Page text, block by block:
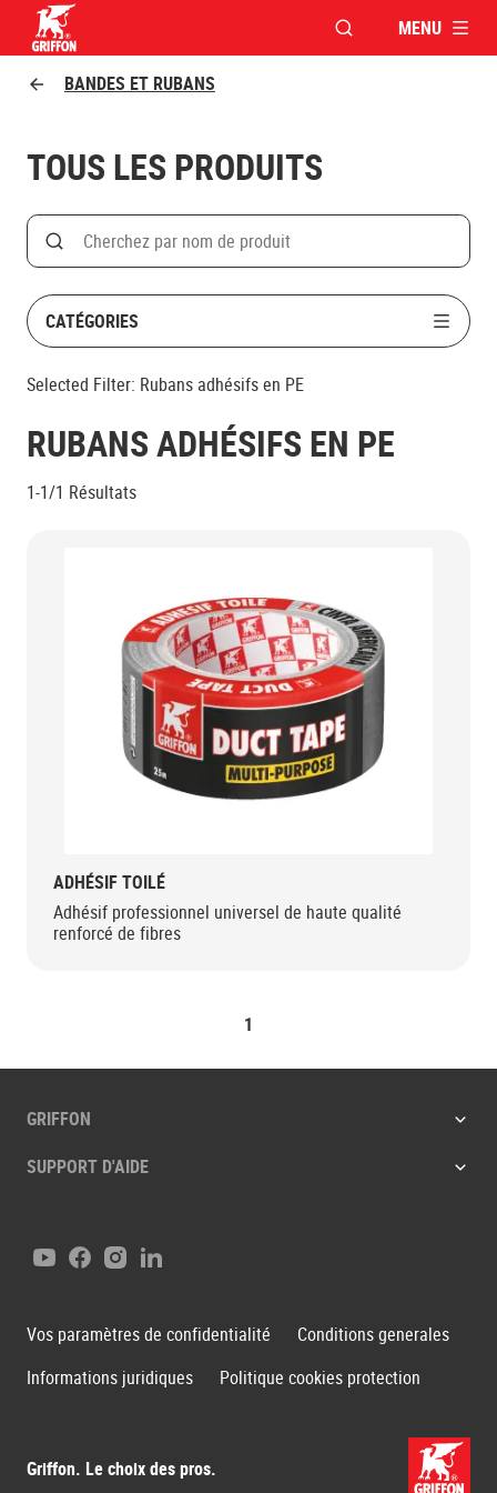
OUVRIR LAMENU
BANDES ET RUBANS
TOUS LES PRODUITS
Search
Rechercher par nom de produit
CATÉGORIES
Selected Filter: Rubans adhésifs en PE
RUBANS ADHÉSIFS EN PE
1-1/1 Résultats
ADHÉSIF TOILÉ
Adhésif professionnel universel de haute qualité
renforcé de fibres
1
GRIFFON
SUPPORT D'AIDE
Griffon. Le choix des pros.
YoutubeFacebook
Instagram
LinkedIn
Vos paramètres de confidentialité
Conditions generales
Informations juridiques
Politique cookies protection